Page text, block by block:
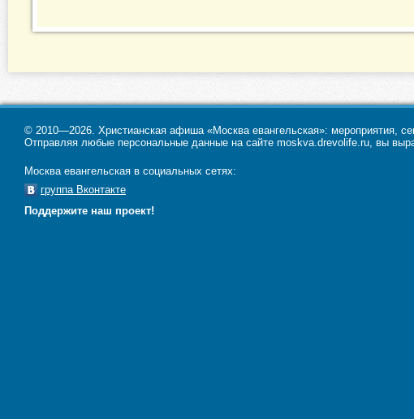
© 2010—2026. Христианская афиша «Москва евангельская»: мероприятия,
Отправляя любые персональные данные на сайте moskva.drevolife.ru, вы
Москва евангельская в социальных сетях:
группа Вконтакте
Поддержите наш проект!